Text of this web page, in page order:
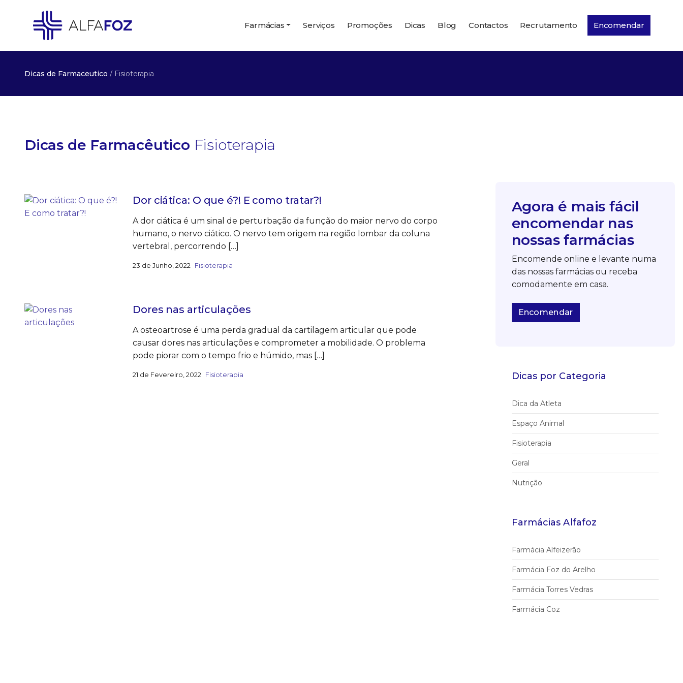
Farmácias Serviços Promoções Dicas Blog Contactos Recrutamento Encomendar
Dicas de Farmaceutico / Fisioterapia
Dicas de Farmacêutico Fisioterapia
Dor ciática: O que é?! E como tratar?!
A dor ciática é um sinal de perturbação da função do maior nervo do corpo
humano, o nervo ciático. O nervo tem origem na região lombar da coluna
vertebral, percorrendo […]
23 de Junho, 2022 Fisioterapia
Dores nas articulações
A osteoartrose é uma perda gradual da cartilagem articular que pode
causar dores nas articulações e comprometer a mobilidade. O problema
pode piorar com o tempo frio e húmido, mas […]
21 de Fevereiro, 2022 Fisioterapia
Agora é mais fácil
encomendar nas
nossas farmácias
Encomende online e levante numa
das nossas farmácias ou receba
comodamente em casa.
Encomendar
Dicas por Categoria
Dica da Atleta
Espaço Animal
Fisioterapia
Geral
Nutrição
Farmácias Alfafoz
Farmácia Alfeizerão
Farmácia Foz do Arelho
Farmácia Torres Vedras
Farmácia Coz